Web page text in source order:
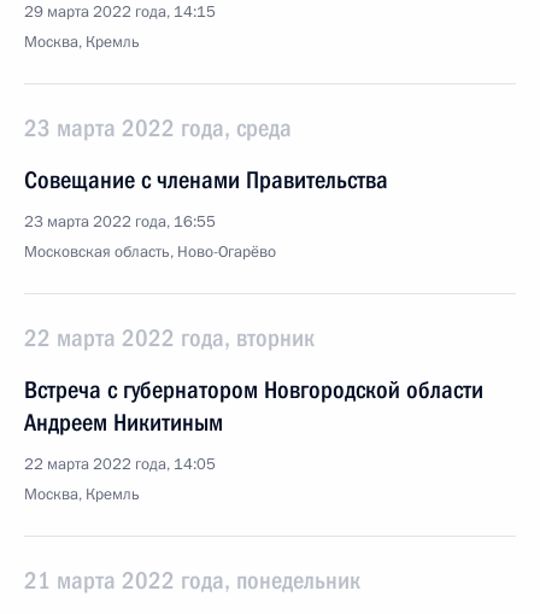
29 марта 2022 года, 14:15
Москва, Кремль
23 марта 2022 года, среда
Совещание с членами Правительства
23 марта 2022 года, 16:55
Московская область, Ново-Огарёво
22 марта 2022 года, вторник
Встреча с губернатором Новгородской области
Андреем Никитиным
22 марта 2022 года, 14:05
Москва, Кремль
21 марта 2022 года, понедельник